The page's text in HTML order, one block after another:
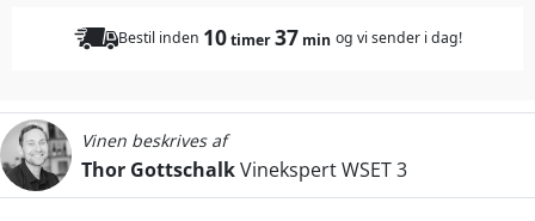
Bestil inden 10timer37 min og vi sender i dag!
Vinen beskrives af
Thor GottschalkVinekspert WSET 3